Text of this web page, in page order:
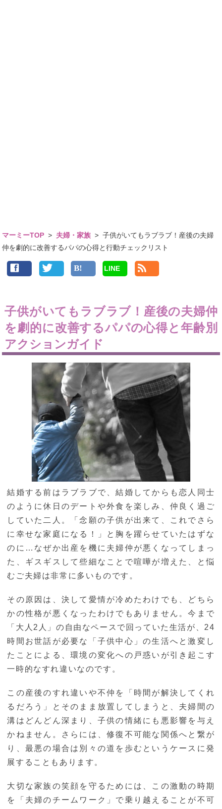
マーミーTOP > 夫婦・家族 >子供がいてもラブラブ！産後の夫婦
仲を劇的に改善するパパの心得と行動チェックリスト
LINE
子供がいてもラブラブ！産後の夫婦仲
を劇的に改善するパパの心得と年齢別
アクションガイド
結婚する前はラブラブで、結婚してからも恋人同士
のように休日のデートや外食を楽しみ、仲良く過ご
していた二人。「念願の子供が出来て、これでさら
に幸せな家庭になる！」と胸を躍らせていたはずな
のに…なぜか出産を機に夫婦仲が悪くなってしまっ
た、ギスギスして些細なことで喧嘩が増えた、と悩
むご夫婦は非常に多いものです。
その原因は、決して愛情が冷めたわけでも、どちら
かの性格が悪くなったわけでもありません。今まで
「大人2人」の自由なペースで回っていた生活が、24
時間お世話が必要な「子供中心」の生活へと激変し
たことによる、環境の変化への戸惑いが引き起こす
一時的なすれ違いなのです。
この産後のすれ違いや不仲を「時間が解決してくれ
るだろう」とそのまま放置してしまうと、夫婦間の
溝はどんどん深まり、子供の情緒にも悪影響を与え
かねません。さらには、修復不可能な関係へと繋が
り、最悪の場合は別々の道を歩むというケースに発
展することもあります。
大切な家族の笑顔を守るためには、この激動の時期
を「夫婦のチームワーク」で乗り越えることが不可